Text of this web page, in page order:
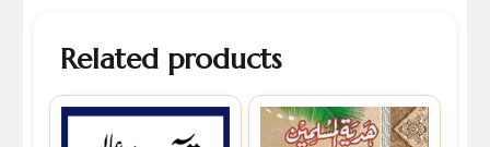
Related products